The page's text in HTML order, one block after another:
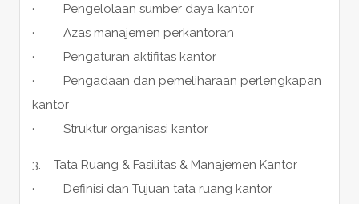
· Pengelolaan sumber daya kantor
· Azas manajemen perkantoran
· Pengaturan aktifitas kantor
· Pengadaan dan pemeliharaan perlengkapan
kantor
· Struktur organisasi kantor
3. Tata Ruang & Fasilitas & Manajemen Kantor
· Definisi dan Tujuan tata ruang kantor